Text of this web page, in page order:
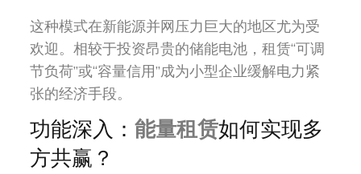
这种模式在新能源并网压力巨大的地区尤为受
欢迎。相较于投资昂贵的储能电池，租赁“可调
节负荷”或“容量信用”成为小型企业缓解电力紧
张的经济手段。
功能深入：能量租赁如何实现多
方共赢？